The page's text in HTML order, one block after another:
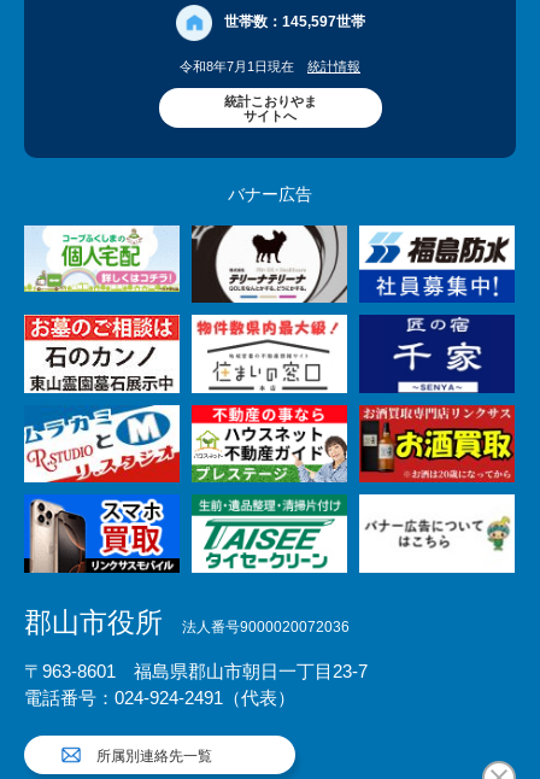
世帯数： 145,597世帯
令和8年7月1日現在 統計情報
統計こおりやま
サイトへ
バナー広告
郡山市役所 法人番号9000020072036
〒963-8601 福島県郡山市朝日一丁目23-7
電話番号：024-924-2491（代表）
所属別連絡先一覧